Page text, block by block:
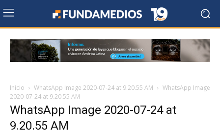
Inicio WhatsApp Image 2020-07-24 at 9.20.55 AM
WhatsApp Image
2020-07-24 at 9.20.55 AM
WhatsApp Image 2020-07-24 at
9.20.55 AM